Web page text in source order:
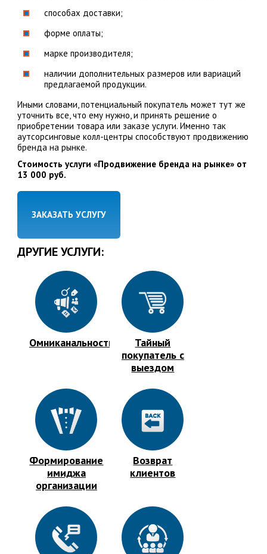
способах доставки;
форме оплаты;
марке производителя;
наличии дополнительных размеров или вариаций
предлагаемой продукции.
Иными словами, потенциальный покупатель может тут же
уточнить все, что ему нужно, и принять решение о
приобретении товара или заказе услуги. Именно так
аутсорсинговые колл-центры способствуют продвижению
бренда на рынке.
Стоимость услуги «Продвижение бренда на рынке» от
13 000 руб.
ЗАКАЗАТЬ УСЛУГУ
ДРУГИЕ УСЛУГИ:
Омниканальность
Тайный
покупатель с
выездом
Формирование
имиджа
организации
Возврат
клиентов